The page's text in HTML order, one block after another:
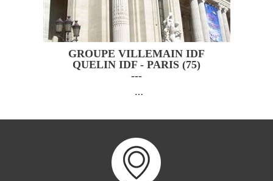
GROUPE VILLEMAIN IDF
QUELIN IDF - PARIS (75)
---
…